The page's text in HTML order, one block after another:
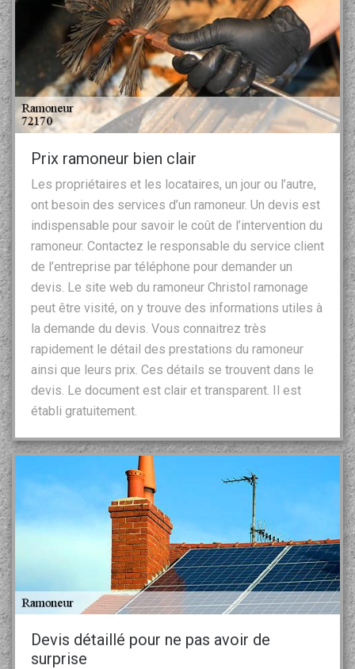
Prix ramoneur bien clair
Les propriétaires et les locataires, un jour ou l’autre,
ont besoin des services d’un ramoneur. Un devis est
indispensable pour savoir le coût de l’intervention du
ramoneur. Contactez le responsable du service client
de l’entreprise par téléphone pour demander un
devis. Le site web du ramoneur Christol ramonage
peut être visité, on y trouve des informations utiles à
la demande du devis. Vous connaitrez très
rapidement le détail des prestations du ramoneur
ainsi que leurs prix. Ces détails se trouvent dans le
devis. Le document est clair et transparent. Il est
établi gratuitement.
Devis détaillé pour ne pas avoir de
surprise